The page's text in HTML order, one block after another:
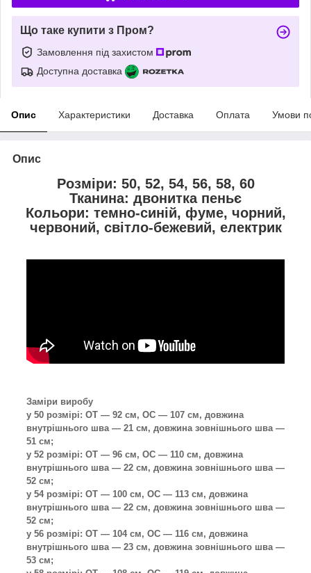
Що таке купити з Пром?
Замовлення під захистом
Доступна доставка
Опис Характеристики Доставка Оплата Умови
Опис
Розміри: 50, 52, 54, 56, 58, 60
Тканина: двонитка пеньє
Кольори: темно-синій, фуме, чорний,
червоний, світло-бежевий, електрик
Заміри виробу
у 50 розмірі: ОТ — 92 см, ОС — 107 см, довжина
внутрішнього шва — 21 см, довжина зовнішнього шва —
51 см;
у 52 розмірі: ОТ — 96 см, ОС — 110 см, довжина
внутрішнього шва — 22 см, довжина зовнішнього шва —
52 см;
у 54 розмірі: ОТ — 100 см, ОС — 113 см, довжина
внутрішнього шва — 22 см, довжина зовнішнього шва —
52 см;
у 56 розмірі: ОТ — 104 см, ОС — 116 см, довжина
внутрішнього шва — 23 см, довжина зовнішнього шва —
53 см;